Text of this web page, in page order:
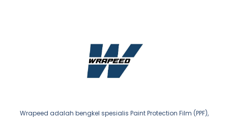
Wrapeed adalah bengkel spesialis Paint Protection Film (PPF),